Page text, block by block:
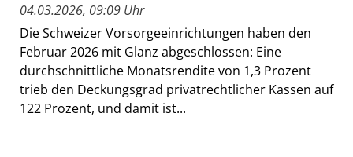
04.03.2026, 09:09 Uhr
Die Schweizer Vorsorgeeinrichtungen haben den
Februar 2026 mit Glanz abgeschlossen: Eine
durchschnittliche Monatsrendite von 1,3 Prozent
trieb den Deckungsgrad privatrechtlicher Kassen auf
122 Prozent, und damit ist...